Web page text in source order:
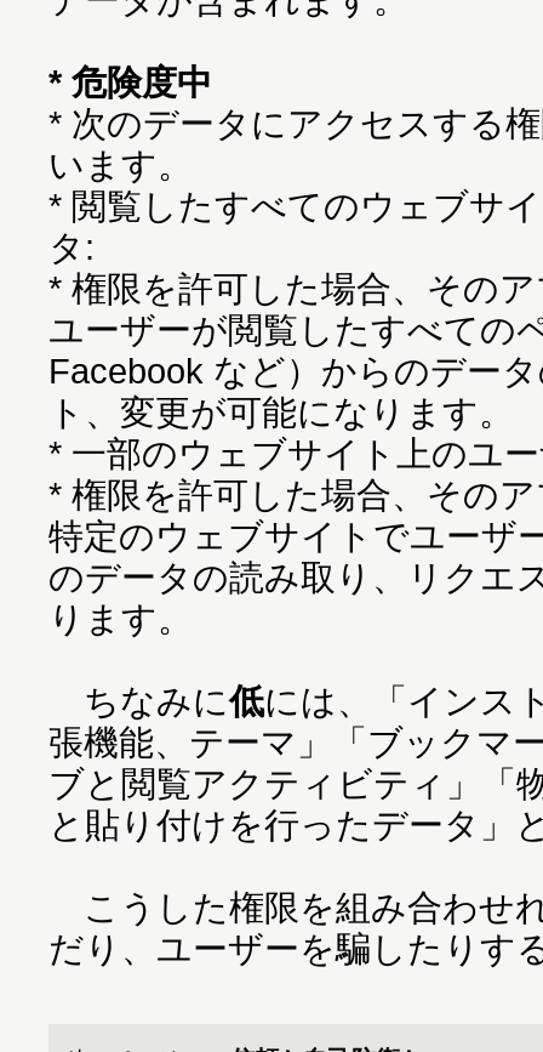
* 危険度中
* 次のデータにアクセスする
います。
* 閲覧したすべてのウェブサ
タ:
* 権限を許可した場合、その
ユーザーが閲覧したすべての
Facebook など）からのデー
ト、変更が可能になります。
* 一部のウェブサイト上のユ
* 権限を許可した場合、その
特定のウェブサイトでユーザ
のデータの読み取り、リクエ
ります。
ちなみに低には、「インス
張機能、テーマ」「ブックマ
ブと閲覧アクティビティ」「
と貼り付けを行ったデータ」
こうした権限を組み合わせ
だり、ユーザーを騙したりす